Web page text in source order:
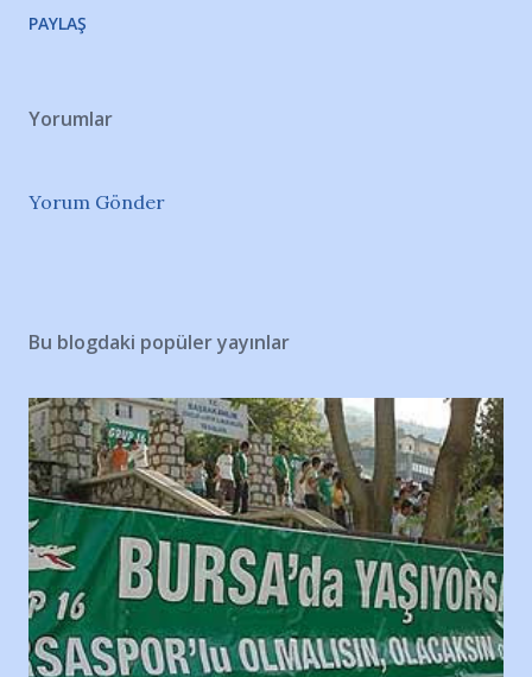
PAYLAŞ
Yorumlar
Yorum Gönder
Bu blogdaki popüler yayınlar